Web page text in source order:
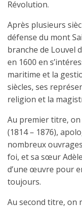
Révolution.
Après plusieurs
défense du mont
branche de Louvel
en 1600 en
maritime et la
siècles, ses
religion et la
Au premier titre,
(1814 – 1876),
nombreux
foi, et sa sœur
d’une œuvre pour
toujours.
Au second titre, on